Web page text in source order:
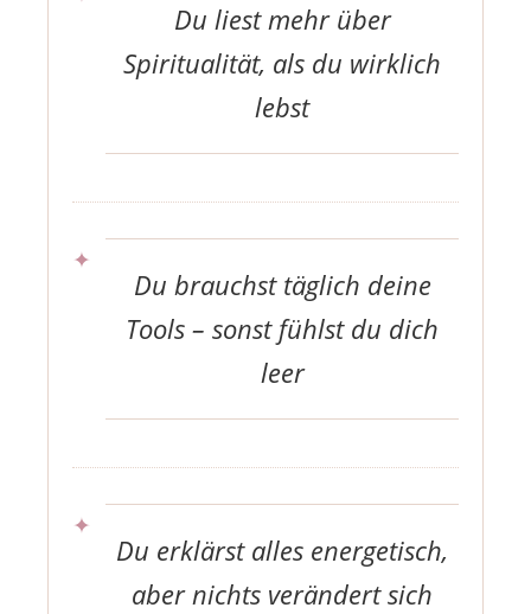
Du liest mehr über
Spiritualität, als du wirklich
lebst
Du brauchst täglich deine
Tools – sonst fühlst du dich
leer
Du erklärst alles energetisch,
aber nichts verändert sich